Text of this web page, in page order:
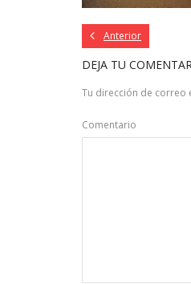
Anterior
DEJA TU
Tu dirección de correo
Comentario